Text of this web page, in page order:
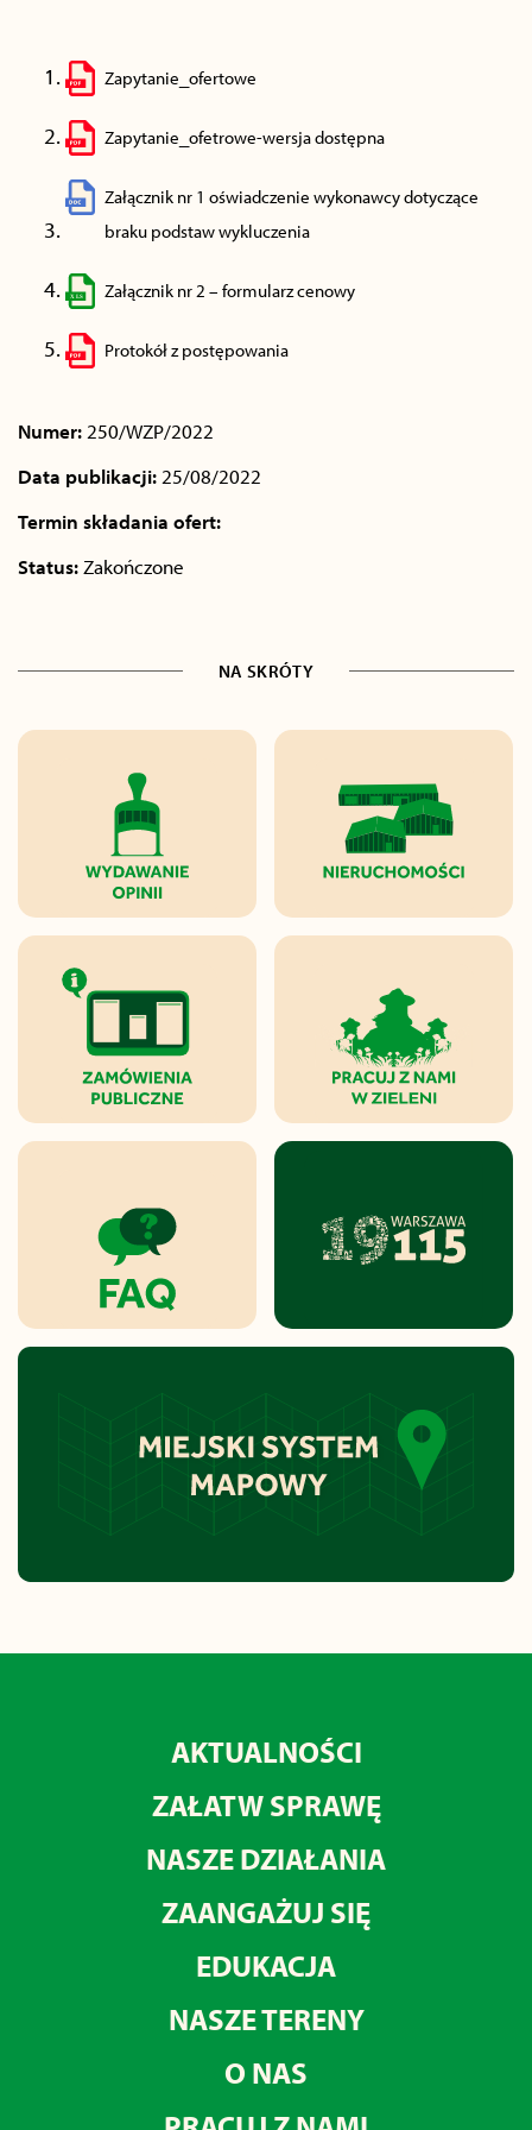
Zapytanie_ofertowe
Zapytanie_ofetrowe-wersja dostępna
Załącznik nr 1 oświadczenie wykonawcy dotyczące
braku podstaw wykluczenia
Załącznik nr 2 – formularz cenowy
Protokół z postępowania
Numer: 250/WZP/2022
Data publikacji: 25/08/2022
Termin składania ofert:
Status: Zakończone
NA SKRÓTY
AKTUALNOŚCI
ZAŁATW SPRAWĘ
NASZE DZIAŁANIA
ZAANGAŻUJ SIĘ
EDUKACJA
NASZE TERENY
O NAS